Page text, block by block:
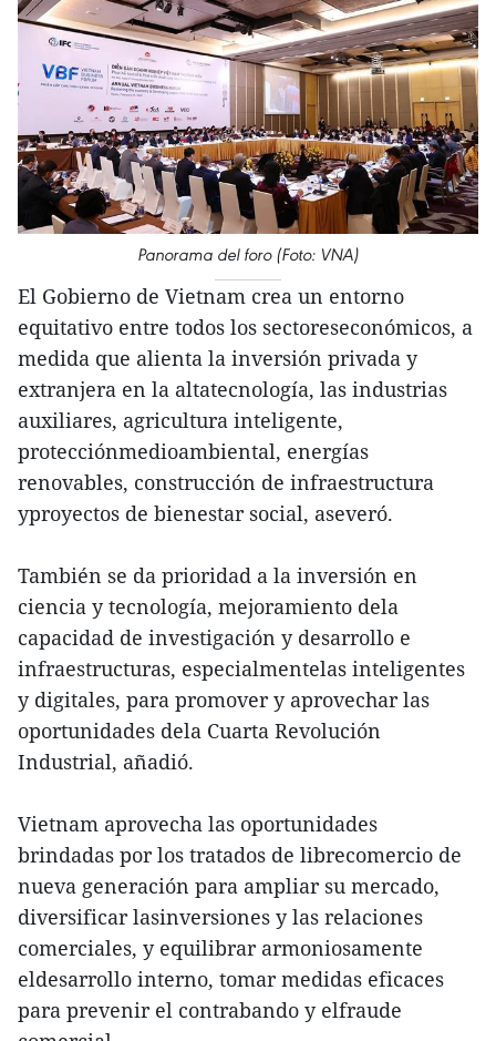
Panorama del foro (Foto: VNA)
El Gobierno de Vietnam crea un entorno
equitativo entre todos los sectoreseconómicos, a
medida que alienta la inversión privada y
extranjera en la altatecnología, las industrias
auxiliares, agricultura inteligente,
protecciónmedioambiental, energías
renovables, construcción de infraestructura
yproyectos de bienestar social, aseveró.
También se da prioridad a la inversión en
ciencia y tecnología, mejoramiento dela
capacidad de investigación y desarrollo e
infraestructuras, especialmentelas inteligentes
y digitales, para promover y aprovechar las
oportunidades dela Cuarta Revolución
Industrial, añadió.
Vietnam aprovecha las oportunidades
brindadas por los tratados de librecomercio de
nueva generación para ampliar su mercado,
diversificar lasinversiones y las relaciones
comerciales, y equilibrar armoniosamente
eldesarrollo interno, tomar medidas eficaces
para prevenir el contrabando y elfraude